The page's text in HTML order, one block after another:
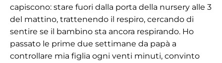
capiscono: stare fuori dalla porta della nursery alle 3
del mattino, trattenendo il respiro, cercando di
sentire se il bambino sta ancora respirando. Ho
passato le prime due settimane da papà a
controllare mia figlia ogni venti minuti, convinto